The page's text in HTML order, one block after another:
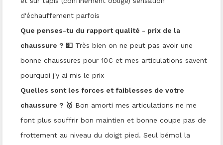
d'échauffement parfois
Que penses-tu du rapport qualité - prix de la
chaussure ? 💵Très bien on ne peut pas avoir une
bonne chaussures pour 10€ et mes articulations savent
pourquoi j'y ai mis le prix
Quelles sont les forces et faiblesses de votre
chaussure ? 🥇 Bon amorti mes articulations ne me
font plus souffrir bon maintien et bonne coupe pas de
frottement au niveau du doigt pied. Seul bémol la